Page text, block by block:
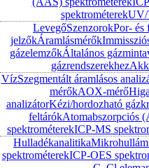
spektrométerekUV/
LevegőSzenzorokPor- és
jelzőkÁramlásmérők
gázelemzőkÁltalános
gázrendszerekhez
VízSzegmentált áramlásos
mérőkAOX-mérő
analizátorKézi/hordozható
feltárókAtomabszorpciós
spektrométerekICP-MS
Hulladékanalitika
spektrométerekICP-OES